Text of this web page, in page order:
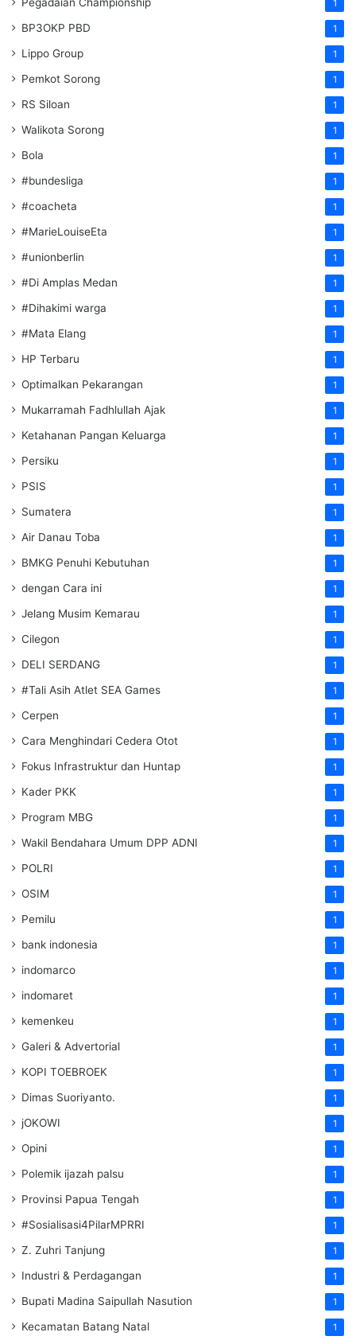
Pegadaian Championship 1
BP3OKP PBD 1
Lippo Group 1
Pemkot Sorong 1
RS Siloan 1
Walikota Sorong 1
Bola 1
#bundesliga 1
#coacheta 1
#MarieLouiseEta 1
#unionberlin 1
#Di Amplas Medan 1
#Dihakimi warga 1
#Mata Elang 1
HP Terbaru 1
Optimalkan Pekarangan 1
Mukarramah Fadhlullah Ajak 1
Ketahanan Pangan Keluarga 1
Persiku 1
PSIS 1
Sumatera 1
Air Danau Toba 1
BMKG Penuhi Kebutuhan 1
dengan Cara ini 1
Jelang Musim Kemarau 1
Cilegon 1
DELI SERDANG 1
#Tali Asih Atlet SEA Games 1
Cerpen 1
Cara Menghindari Cedera Otot 1
Fokus Infrastruktur dan Huntap 1
Kader PKK 1
Program MBG 1
Wakil Bendahara Umum DPP ADNI 1
POLRI 1
OSIM 1
Pemilu 1
bank indonesia 1
indomarco 1
indomaret 1
kemenkeu 1
Galeri & Advertorial 1
KOPI TOEBROEK 1
Dimas Suoriyanto. 1
jOKOWI 1
Opini 1
Polemik ijazah palsu 1
Provinsi Papua Tengah 1
#Sosialisasi4PilarMPRRI 1
Z. Zuhri Tanjung 1
Industri & Perdagangan 1
Bupati Madina Saipullah Nasution 1
Kecamatan Batang Natal 1